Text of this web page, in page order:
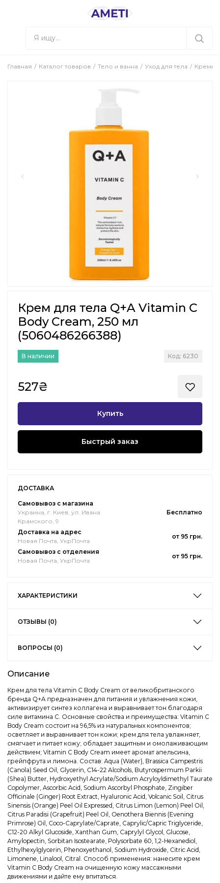
Главная Каталог товаров Тело и ванна Уход для тела Кремы
Крем для тела Q+A Vitamin C
Body Cream, 250 мл
(5060486266388)
В наличии Код: 6230
527₴
Купить
Быстрый заказ
ДОСТАВКА
Самовывоз с магазина
Украина, г. Киев, ул. Ивана
Крамского, 9
Бесплатно
Доставка на адрес
Новая Почта, УкрПочта
от 95 грн.
Самовывоз с отделения
Новая Почта, УкрПочта
от 95 грн.
ХАРАКТЕРИСТИКИ
ОТЗЫВЫ (0)
ВОПРОСЫ (0)
Описание
Крем для тела Vitamin C Body Cream от великобританского
бренда Q+A предназначен для питания и увлажнения кожи,
активизирует синтез коллагена и выравнивает тон благодаря
силе витамина С. Основные свойства и преимущества: Vitamin C
Body Cream состоит на 96,5% из натуральных компонентов;
осветляет и выравнивает тон кожи; крем для тела увлажняет,
смягчает и питает кожу; обладает защитным и омолаживающим
действием; Vitamin C Body Cream имеет аромат апельсина,
грейпфрута и лимона. Состав: Aqua (Water), Brassica Campestris
(Canola) Seed Oil, Glycerin, C14-22 Alcohols, Butyrospermum Parkii
(Shea) Butter, Hydroxyethyl Acrylate/Sodium Acryloyldimethyl Taurate
Copolymer, Ascorbic Acid, Sodium Ascorbyl Phosphate, Zingiber
Officinale (Ginger) Root Extract, Hyaluronic Acid, Volcanic Soil, Citrus
Sinensis (Orange) Peel Oil Expressed, Citrus Limon (Lemon) Peel Oil,
Citrus Paradisi (Grapefruit) Peel Oil, Oenothera Biennis (Evening
Primrose) Oil, Coco-Caprylate/Caprate, Caprylic/Capric Triglyceride,
C12-20 Alkyl Glucoside, Xanthan Gum, Caprylyl Glycol, Glucose,
Amylopectin, Sorbitan Isostearate, Polysorbate 60, 1,2-Hexanediol,
Ethylhexylglycerin, Phenoxyethanol, Sodium Hydroxide, Citric Acid,
Limonene, Linalool, Citral. Способ применения: нанесите крем
Vitamin C Body Cream на очищенную кожу массажными
движениями и дайте ему впитаться.